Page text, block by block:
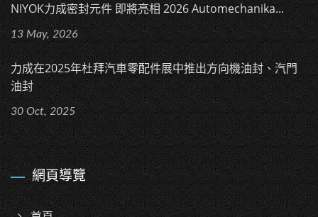
NIYOK力成密封元件 即將亮相 2026 Automechanika...
13 May, 2026
力成在2025年杜拜汽車零配件展中推出方向機油封、汽門
油封
30 Oct, 2025
網頁導覽